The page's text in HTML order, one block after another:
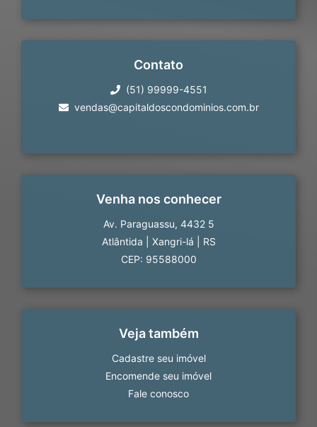
Contato
(51) 99999-4551
vendas@capitaldoscondominios.com.br
Venha nos conhecer
Av. Paraguassu, 4432 5
Atlântida
Xangri-lá
RS
CEP: 95588000
Veja também
Cadastre seu imóvel
Encomende seu imóvel
Fale conosco